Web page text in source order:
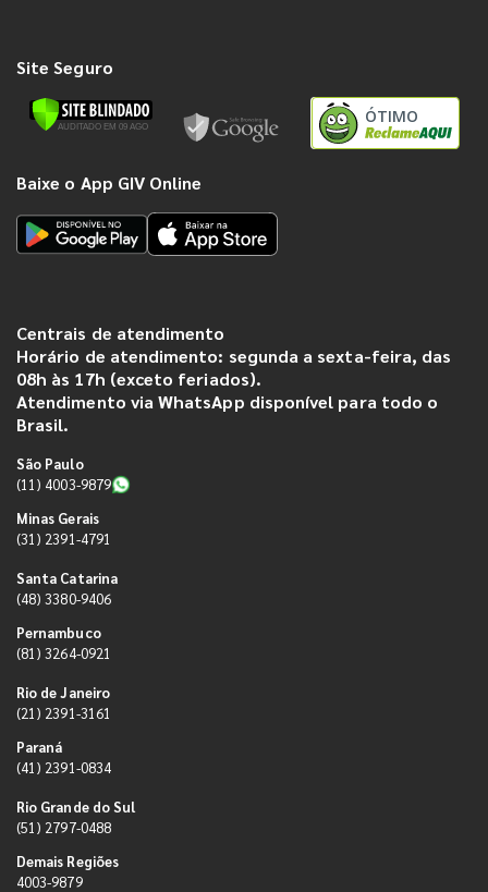
Site Seguro
ÓTIMO
Baixe o App GIV Online
Centrais de atendimento
Horário de atendimento: segunda a sexta-feira, das
08h às 17h (exceto feriados).
Atendimento via WhatsApp disponível para todo o
Brasil.
São Paulo
(11) 4003-9879
Minas Gerais
(31) 2391-4791
Santa Catarina
(48) 3380-9406
Pernambuco
(81) 3264-0921
Rio de Janeiro
(21) 2391-3161
Paraná
(41) 2391-0834
Rio Grande do Sul
(51) 2797-0488
Demais Regiões
4003-9879